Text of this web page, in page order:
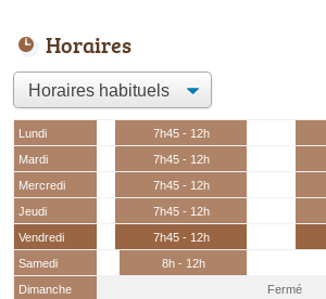
Horaires
Lundi 7h45 - 12h
Mardi
7h45 - 12h
Mercredi
7h45 - 12h
Jeudi
7h45 - 12h
Vendredi
7h45 - 12h
Samedi
8h - 12h
Dimanche
Fermé